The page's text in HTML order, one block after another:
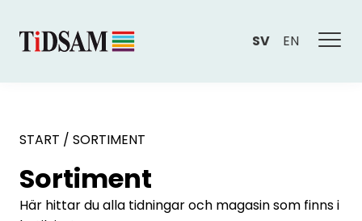
SV EN
START / SORTIMENT
Sortiment
Här hittar du alla tidningar och magasin som finns i